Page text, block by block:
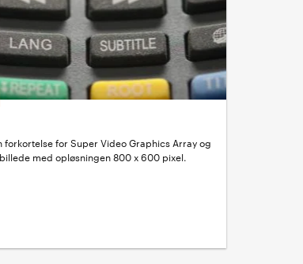
forkortelse for Super Video Graphics Array og
med opløsningen 800 x 600 pixel.